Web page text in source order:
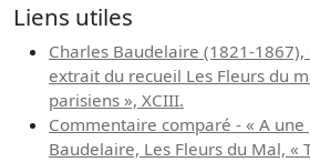
Liens utiles
Charles Baudelaire (1821-1867),
extrait du recueil Les Fleurs du
parisiens », XCIII.
Commentaire comparé - « A une
Baudelaire, Les Fleurs du Mal, «